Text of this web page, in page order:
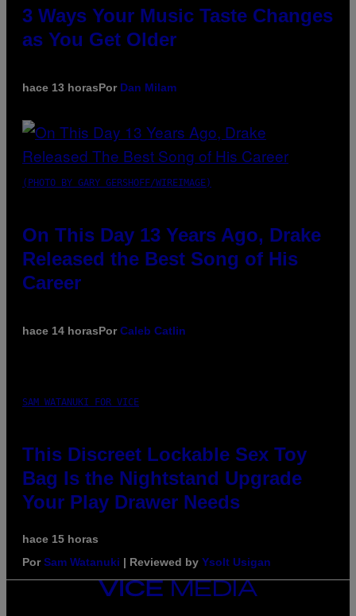
3 Ways Your Music Taste Changes
as You Get Older
hace 13 horasPor Dan Milam
(PHOTO BY GARY GERSHOFF/WIREIMAGE)
On This Day 13 Years Ago, Drake
Released the Best Song of His
Career
hace 14 horasPorCaleb Catlin
SAM WATANUKI FOR VICE
This Discreet Lockable Sex Toy
Bag Is the Nightstand Upgrade
Your Play Drawer Needs
hace 15 horas
PorSam Watanuki | Reviewed by Ysolt Usigan
VICE